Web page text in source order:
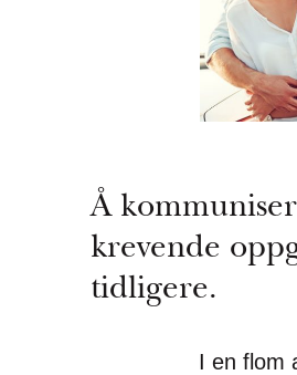
Å
krevende
tidligere.
I en flom